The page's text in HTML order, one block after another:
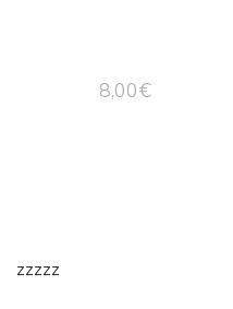
8,00€
zzzzz